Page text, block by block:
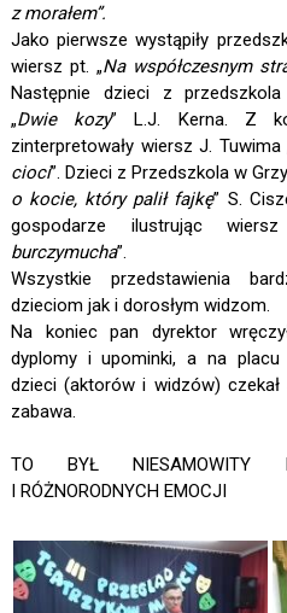
z morałem”.
Jako pierwsze wystąpiły
wiersz pt. „Na współczesnym
Następnie dzieci z
„Dwie kozy” L.J. Kerna. Z
zinterpretowały wiersz J. Tuwima
cioci”. Dzieci z Przedszkola w
o kocie, który palił fajkę” S.
gospodarze ilustrując
burczymucha”.
Wszystkie przedstawienia
dzieciom jak i dorosłym widzom.
Na koniec pan dyrektor
dyplomy i upominki, a na placu
dzieci (aktorów i widzów)
zabawa.
TO BYŁ NIESAMOWITY
I RÓŻNORODNYCH EMOCJI